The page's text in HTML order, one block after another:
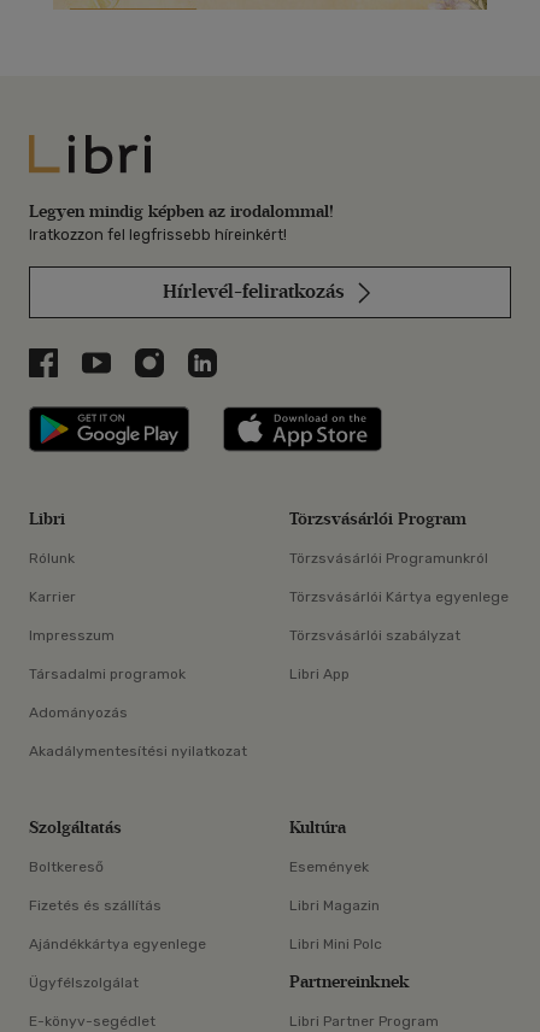
Libri
Legyen mindig képben az irodalommal!
Iratkozzon fel legfrissebb híreinkért!
Hírlevél-feliratkozás
Libri a Facebookon
Libri a Youtube-on
Libri az Instagramon
Libri a LinkedInen
Libri applikáció Szerezd meg: Google
Libri
Rólunk
Karrier
Impresszum
Társadalmi programok
Adományozás
Akadálymentesítési nyilatkozat
Törzsvásárlói Program
Törzsvásárlói Programunkról
Törzsvásárlói Kártya egyenlege
Törzsvásárlói szabályzat
Libri App
Szolgáltatás
Boltkereső
Fizetés és szállítás
Ajándékkártya egyenlege
Ügyfélszolgálat
E-könyv-segédlet
Kultúra
Események
Libri Magazin
Libri Mini Polc
Partnereinknek
Libri Partner Program